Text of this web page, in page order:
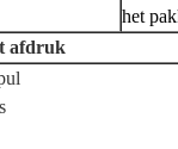
het
afdruk